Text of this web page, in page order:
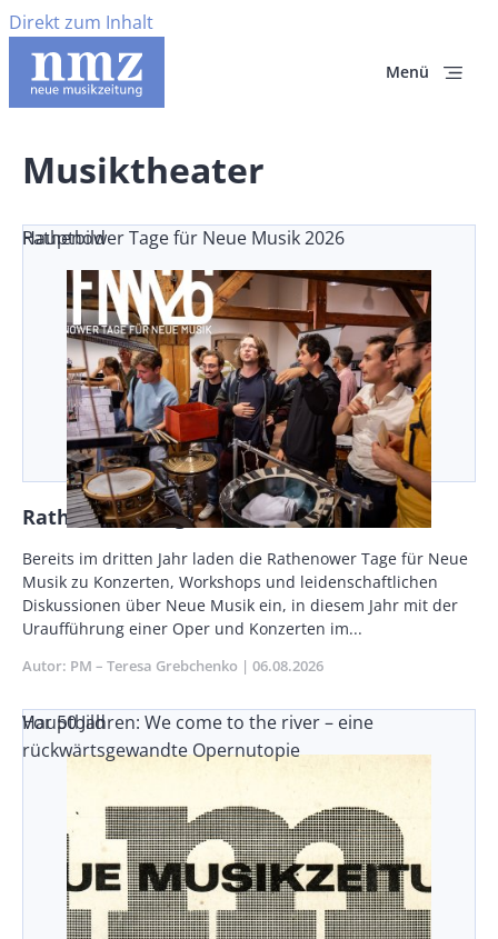
Direkt zum Inhalt
Menü
Musiktheater
Rathenower Tage für Neue Musik 2026
Hauptbild
Rathenower Tage für Neue Musik 2026
Body
Bereits im dritten Jahr laden die Rathenower Tage für Neue
Musik zu Konzerten, Workshops und leidenschaftlichen
Diskussionen über Neue Musik ein, in diesem Jahr mit der
Uraufführung einer Oper und Konzerten im...
Autor PM – Teresa Grebchenko Publikationsdatum
06.08.2026
Vor 50 Jahren: We come to the river – eine
rückwärtsgewandte Opernutopie
Hauptbild